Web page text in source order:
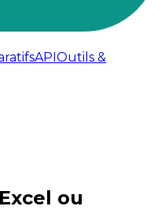
APIOutils &
ou